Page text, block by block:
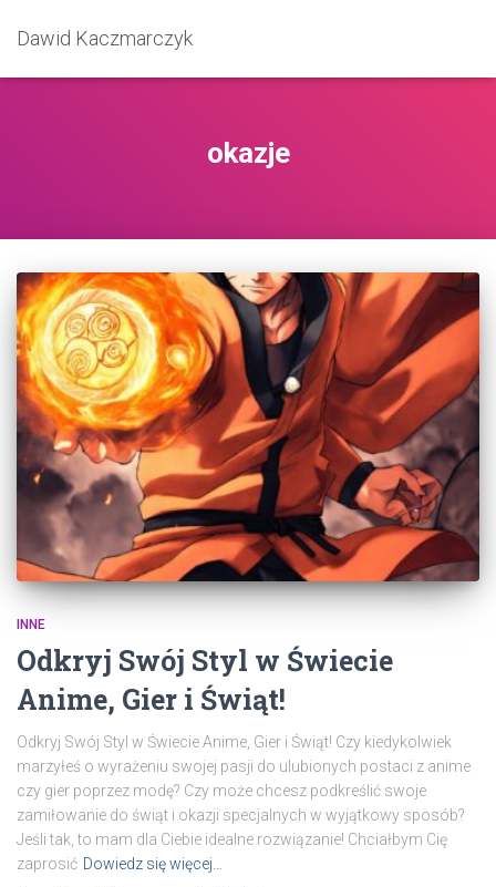
Dawid Kaczmarczyk
okazje
INNE
Odkryj Swój Styl w Świecie
Anime, Gier i Świąt!
Odkryj Swój Styl w Świecie Anime, Gier i Świąt! Czy kiedykolwiek
marzyłeś o wyrażeniu swojej pasji do ulubionych postaci z anime
czy gier poprzez modę? Czy może chcesz podkreślić swoje
zamiłowanie do świąt i okazji specjalnych w wyjątkowy sposób?
Jeśli tak, to mam dla Ciebie idealne rozwiązanie! Chciałbym Cię
zaprosić Dowiedz się więcej…